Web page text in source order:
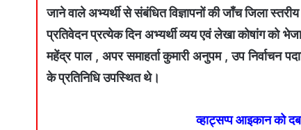
जाने वाले अभ्यर्थी से संबंधित विज्ञापनों की जॉंच जिला
प्रतिवेदन प्रत्येक दिन अभ्यर्थी व्यय एवं लेखा कोषांग को
महेंद्र पाल , अपर समाहर्ता कुमारी अनुपम , उप निर्वाचन
के प्रतिनिधि उपस्थित थे।
व्हाट्सप्प आइकान को